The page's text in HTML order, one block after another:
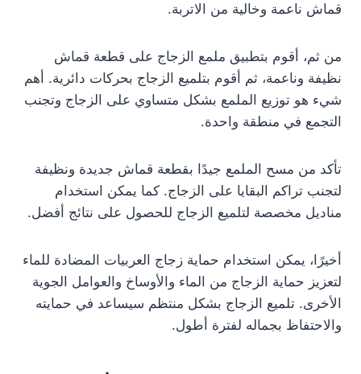
قماش ناعمة وخالية من الاتربة.
من ثم، أقوم بتطبيق ملمع الزجاج على قطعة قماش
نظيفة وناعمة، ثم أقوم بتلميع الزجاج بحركات دائرية. أهم
شيء هو توزيع الملمع بشكل متساوي على الزجاج وتجنب
التجمع في منطقة واحدة.
تأكد من مسح الملمع جيدًا بقطعة قماش جديدة ونظيفة
لتجنب تراكم البقايا على الزجاج. كما يمكن استخدام
مناديل مخصصة لتلميع الزجاج للحصول على نتائج أفضل.
أخيرًا، يمكن استخدام حماية زجاج العربيات المضادة للماء
لتعزيز حماية الزجاج من الماء والأوساخ والعوامل الجوية
الأخرى. تلميع الزجاج بشكل منتظم سيساعد في حمايته
والاحتفاظ بجماله لفترة أطول.